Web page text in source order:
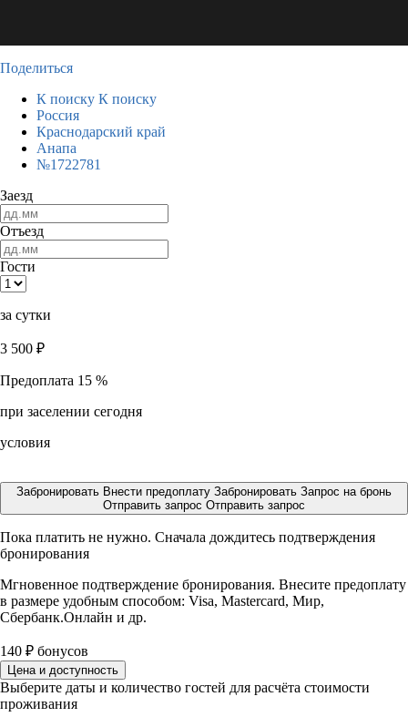
Поделиться
К поиску К поиску
Россия
Краснодарский край
Анапа
№1722781
Заезд
Отъезд
Гости
за сутки
3 500 ₽
Предоплата 15 %
при заселении сегодня
условия
Забронировать Внести предоплату Забронировать Запрос на бронь
Отправить запрос Отправить запрос
Пока платить не нужно. Сначала дождитесь подтверждения
бронирования
Мгновенное подтверждение бронирования. Внесите предоплату
в размере удобным способом: Visa, Mastercard, Мир,
Сбербанк.Онлайн и др.
140 ₽ бонусов
Цена и доступность
Выберите даты и количество гостей для расчёта стоимости
проживания